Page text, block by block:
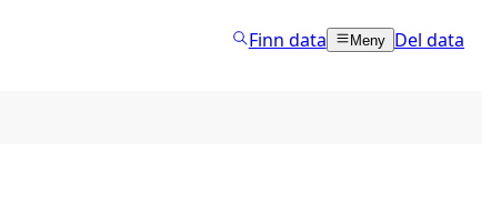
Finn data Meny Del data